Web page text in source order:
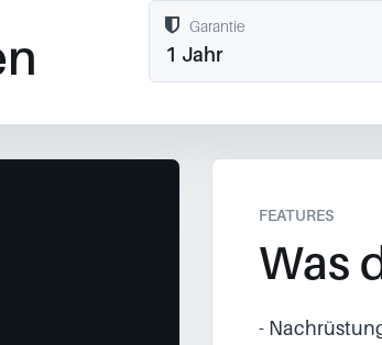
Garantie
1 Jahr
FEATURES
Was
-